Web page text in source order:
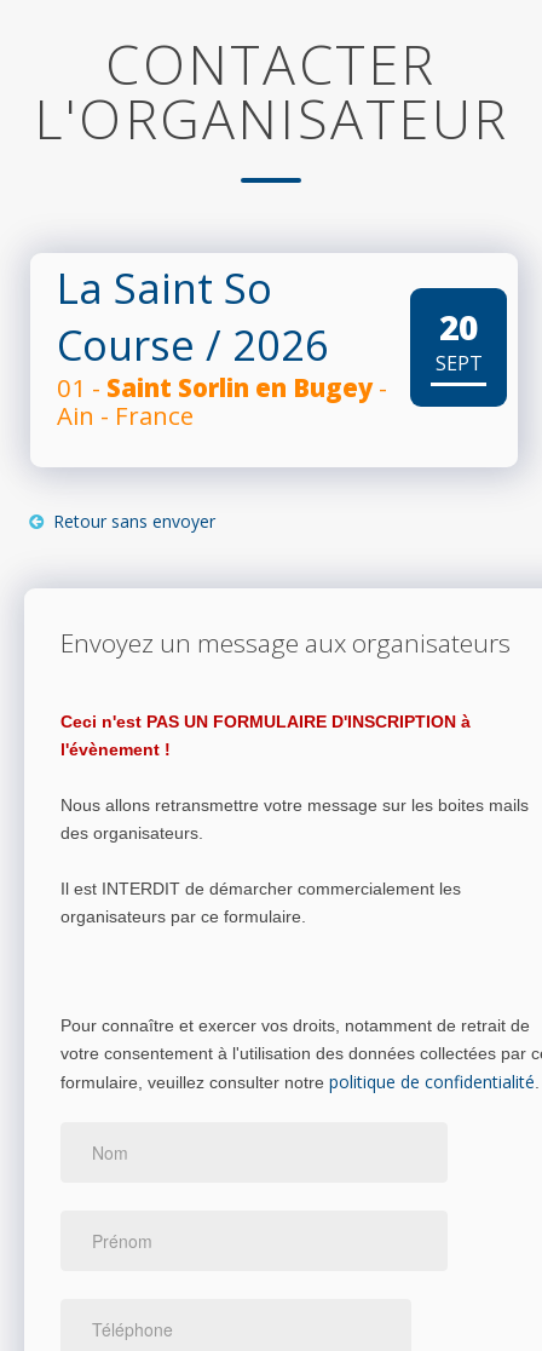
CONTACTER
L'ORGANISATEUR
La Saint So
Course / 2026
01 - Saint Sorlin en Bugey-
Ain - France
20
SEPT
Retour sans envoyer
Envoyez un message aux organisateurs
Ceci n'est PAS UN FORMULAIRE D'INSCRIPTION à
l'évènement !
Nous allons retransmettre votre message sur les boites mails
des organisateurs.
Il est INTERDIT de démarcher commercialement les
organisateurs par ce formulaire.
Pour connaître et exercer vos droits, notamment de retrait de
votre consentement à l'utilisation des données collectées par
formulaire, veuillez consulter notre politique de confidentialité.